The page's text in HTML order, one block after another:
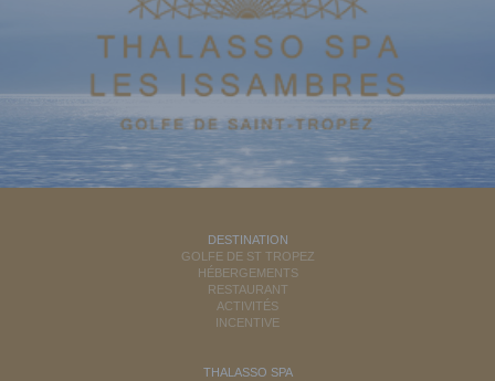
DESTINATION
GOLFE DE ST TROPEZ
HÉBERGEMENTS
RESTAURANT
ACTIVITÉS
INCENTIVE
THALASSO SPA